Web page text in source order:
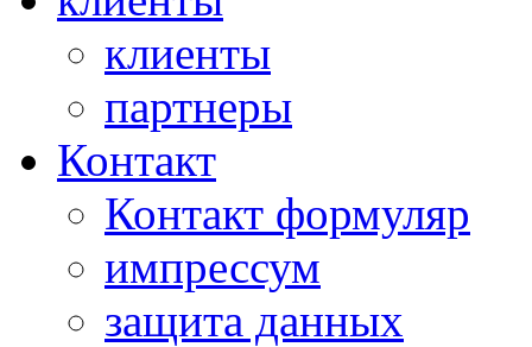
клиенты
партнеры
Контакт
Контакт формуляр
импрессум
защита данных